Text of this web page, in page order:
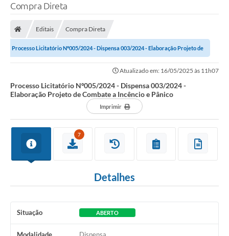
Compra Direta
Editais Compra Direta
Processo Licitatório Nº005/2024 - Dispensa 003/2024 - Elaboração Projeto de
Atualizado em: 16/05/2025 às 11h07
Processo Licitatório Nº005/2024 - Dispensa 003/2024 -
Elaboração Projeto de Combate a Incêncio e Pânico
Imprimir
7
Detalhes
Situação ABERTO